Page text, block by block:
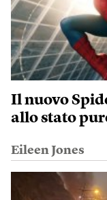
Il nuovo
allo stato
Eileen Jones